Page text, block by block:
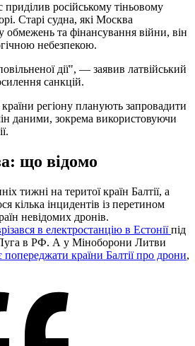
російському тіньовому
Старі судна, які Москва
обмежень та фінансування війни, він
небезпекою.
дії", — заявив латвійський
санкцій.
країни регіону планують запровадити
даними, зокрема використовуючи
що відомо
тижні на теритої країн Балтії, а
кілька інцидентів із перетином
невідомих дронів.
в електростанцію в Естоніїпід
в РФ. А у Міноборони Литви
попереджати країни Балтії про дрони,